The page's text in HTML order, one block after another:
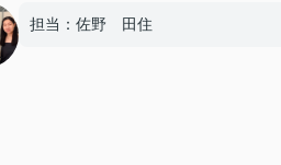
担当：佐野 田住